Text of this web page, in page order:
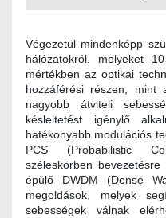
Végezetül mindenképp
hálózatokról, melyeket
mértékben az optikai
hozzáférési részen, mint
nagyobb átviteli
késleltetést igénylő
hatékonyabb modulációs
PCS (Probabilistic
széleskörben
épülő DWDM (Dense
megoldások, melyek
sebességek válnak